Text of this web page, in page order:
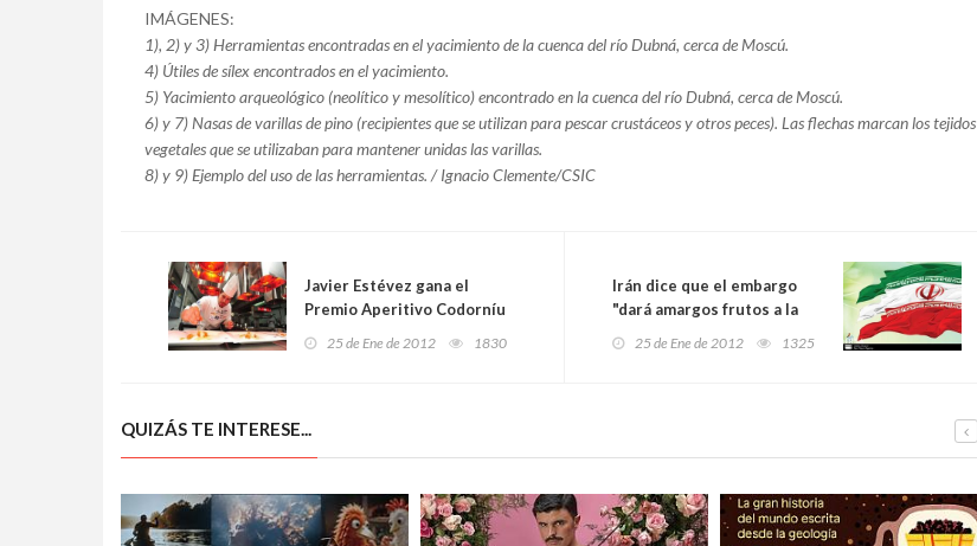
IMÁGENES:
1), 2) y 3) Herramientas encontradas en el yacimiento de la cuenca del río Dubná, cerca de Moscú.
4) Útiles de sílex encontrados en el yacimiento.
5) Yacimiento arqueológico (neolítico y mesolítico) encontrado en la cuenca del río Dubná, cerca de Moscú.
6) y 7) Nasas de varillas de pino (recipientes que se utilizan para pescar crustáceos y otros peces). Las flechas marcan los tejidos
vegetales que se utilizaban para mantener unidas las varillas.
8) y 9) Ejemplo del uso de las herramientas. / Ignacio Clemente/CSIC
Javier Estévez gana el
Premio Aperitivo Codorníu
y la 6 semifinal del Concurso
25 de Ene de 2012 1830
Irán dice que el embargo
"dará amargos frutos a la
UE"
25 de Ene de 2012 1325
QUIZÁS TE INTERESE...